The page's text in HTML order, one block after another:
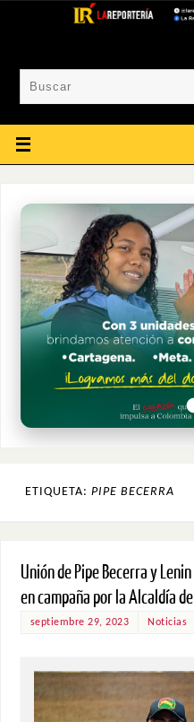
ETIQUETA: PIPE BECERRA
Unión de Pipe Becerra y
en campaña por la Alcaldía de
septiembre 29, 2023 Noticias